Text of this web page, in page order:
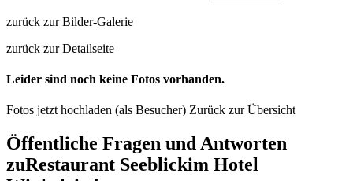
zurück zur Bilder-Galerie
zurück zur Detailseite
Leider sind noch keine Fotos vorhanden.
Fotos jetzt hochladen (als Besucher) Zurück zur Übersicht
Öffentliche Fragen und Antworten
zuRestaurant Seeblickim Hotel